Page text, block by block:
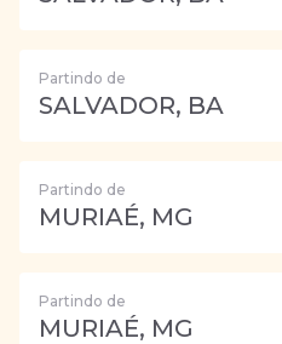
Partindo de
SALVADOR, BA
Partindo de
MURIAÉ, MG
Partindo de
MURIAÉ, MG